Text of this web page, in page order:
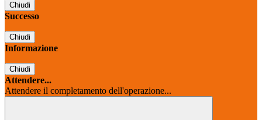
Chiudi
Successo
Chiudi
Informazione
Chiudi
Attendere...
Attendere il completamento dell'operazione...